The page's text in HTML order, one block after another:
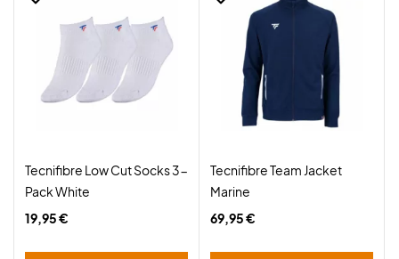
Tecnifibre Low Cut Socks 3-
Pack White
19,95 €
Tecnifibre Team Jacket
Marine
69,95 €